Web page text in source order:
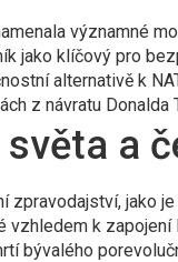
významné
jako klíčový pro
alternativě k
z návratu Donalda
světa a
zpravodajství, jako
k
bývalého